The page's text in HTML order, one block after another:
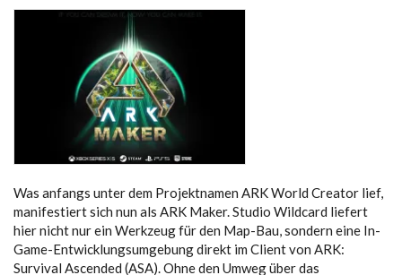
Was anfangs unter dem Projektnamen ARK World Creator lief,
manifestiert sich nun als ARK Maker. Studio Wildcard liefert
hier nicht nur ein Werkzeug für den Map-Bau, sondern eine In-
Game-Entwicklungsumgebung direkt im Client von ARK:
Survival Ascended (ASA). Ohne den Umweg über das